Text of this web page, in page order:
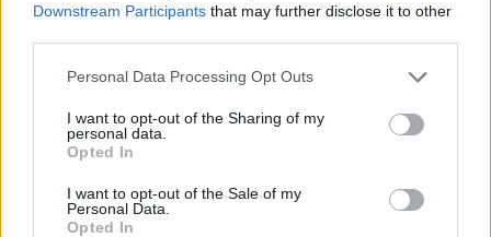
Downstream Participants that may further disclose it to other
Personal Data Processing Opt Outs
I want to opt-out of the Sharing of my
personal data.
Opted In
I want to opt-out of the Sale of my
Personal Data.
Opted In